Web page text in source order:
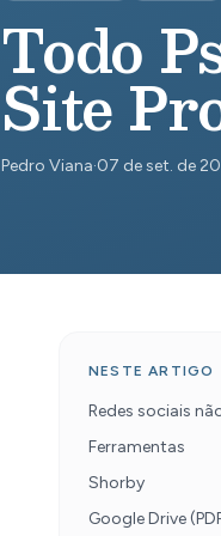
Todo
Site
Pedro Viana·07 de set. de
NESTE ARTIGO
Redes sociais
Ferramentas
Shorby
Google Drive